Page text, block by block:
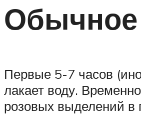
Обычное
Первые 5-7 часов
лакает воду.
розовых выделений в